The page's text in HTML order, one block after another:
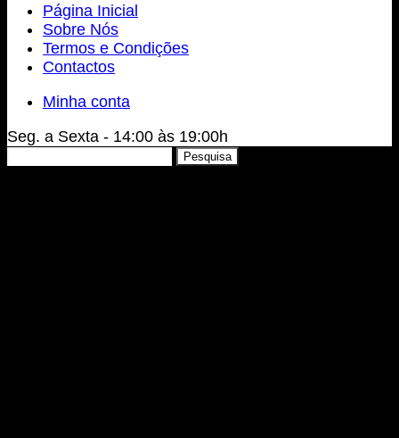
Página Inicial
Sobre Nós
Termos e Condições
Contactos
Minha conta
Seg. a Sexta - 14:00 às 19:00h
Pesquisa